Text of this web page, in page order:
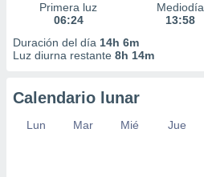
Primera luz
06:24
Mediodía
13:58
Duración del día 14h 6m
Luz diurna restante 8h 14m
Calendario lunar
Lun Mar Mié Jue